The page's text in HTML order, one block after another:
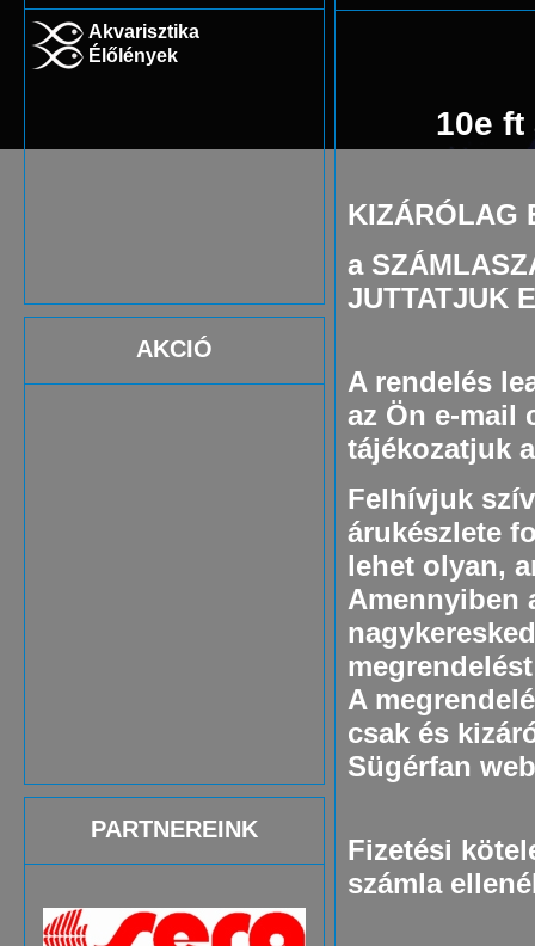
Akvarisztika
Élőlények
AKCIÓ
PARTNEREINK
10e
KIZÁRÓLAG
a
JUTTATJUK
A rendelés
az Ön e-mail
tájékozatjuk
Felhívjuk
árukészlete
lehet olyan,
Amennyiben
A
csak és
Sügérfan
Fizetési
számla